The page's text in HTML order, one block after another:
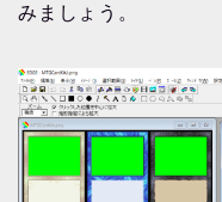
みましょう。